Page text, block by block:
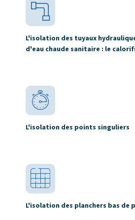
L'isolation des tuyaux
d'eau chaude sanitaire : le
L'isolation des points singuliers
L'isolation des planchers bas de